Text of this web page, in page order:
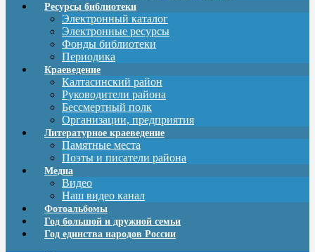
Ресурсы библиотеки
Электронный каталог
Электронные ресурсы
Фонды библиотеки
Периодика
Краеведение
Калтасинский район
Руководители района
Бессмертный полк
Организации, предприятия
Литературное краеведение
Памятные места
Поэты и писатели района
Медиа
Видео
Наш видео канал
Фотоальбомы
Год большой и дружной семьи
Год единства народов России